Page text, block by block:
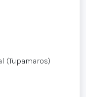
(Tupamaros)